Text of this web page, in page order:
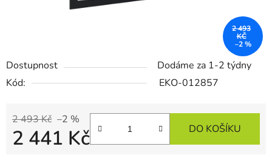
Dostupnost
Dodáme za 1-2 týdny
Kód:
EKO-012857
2 493 Kč –2 %
2 441 Kč DO KOŠÍKU
2 493
KČ
–2 %